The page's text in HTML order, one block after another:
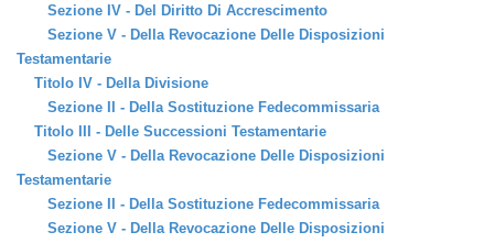
Sezione IV - Del Diritto Di Accrescimento
Sezione V - Della Revocazione Delle Disposizioni
Testamentarie
Titolo IV - Della Divisione
Sezione II - Della Sostituzione Fedecommissaria
Titolo III - Delle Successioni Testamentarie
Sezione V - Della Revocazione Delle Disposizioni
Testamentarie
Sezione II - Della Sostituzione Fedecommissaria
Sezione V - Della Revocazione Delle Disposizioni